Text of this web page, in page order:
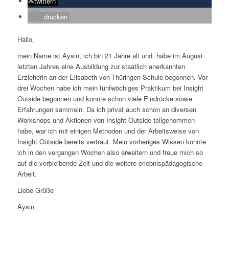
drucken
Hallo,
mein Name ist Aysin, ich bin 21 Jahre alt und habe im August
letzten Jahres eine Ausbildung zur staatlich anerkannten
Erzieherin an der Elisabeth-von-Thüringen-Schule begonnen. Vor
drei Wochen habe ich mein fünfwöchiges Praktikum bei Insight
Outside begonnen und konnte schon viele Eindrücke sowie
Erfahrungen sammeln. Da ich privat auch schon an diversen
Workshops und Aktionen von Insight Outside teilgenommen
habe, war ich mit einigen Methoden und der Arbeitsweise von
Insight Outside bereits vertraut. Mein vorheriges Wissen konnte
ich in den vergangen Wochen also erweitern und freue mich so
auf die verbleibende Zeit und die weitere erlebnispädagogische
Arbeit.
Liebe Grüße
Aysin